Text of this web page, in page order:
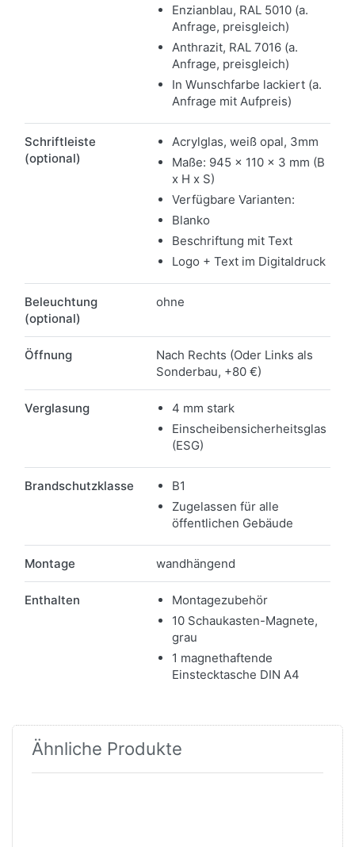
Enzianblau, RAL 5010 (a.
Anfrage, preisgleich)
Anthrazit, RAL 7016 (a.
Anfrage, preisgleich)
In Wunschfarbe lackiert (a.
Anfrage mit Aufpreis)
Schriftleiste
(optional)
Acrylglas, weiß opal, 3mm
Maße: 945 x 110 x 3 mm (B
x H x S)
Verfügbare Varianten:
Blanko
Beschriftung mit Text
Logo + Text im Digitaldruck
Beleuchtung
(optional)
ohne
Öffnung
Nach Rechts (Oder Links als
Sonderbau, +80 €)
Verglasung
4 mm stark
Einscheibensicherheitsglas
(ESG)
Brandschutzklasse
B1
Zugelassen für alle
öffentlichen Gebäude
Montage wandhängend
Enthalten
Montagezubehör
10 Schaukasten-Magnete,
grau
1 magnethaftende
Einstecktasche DIN A4
Ähnliche Produkte